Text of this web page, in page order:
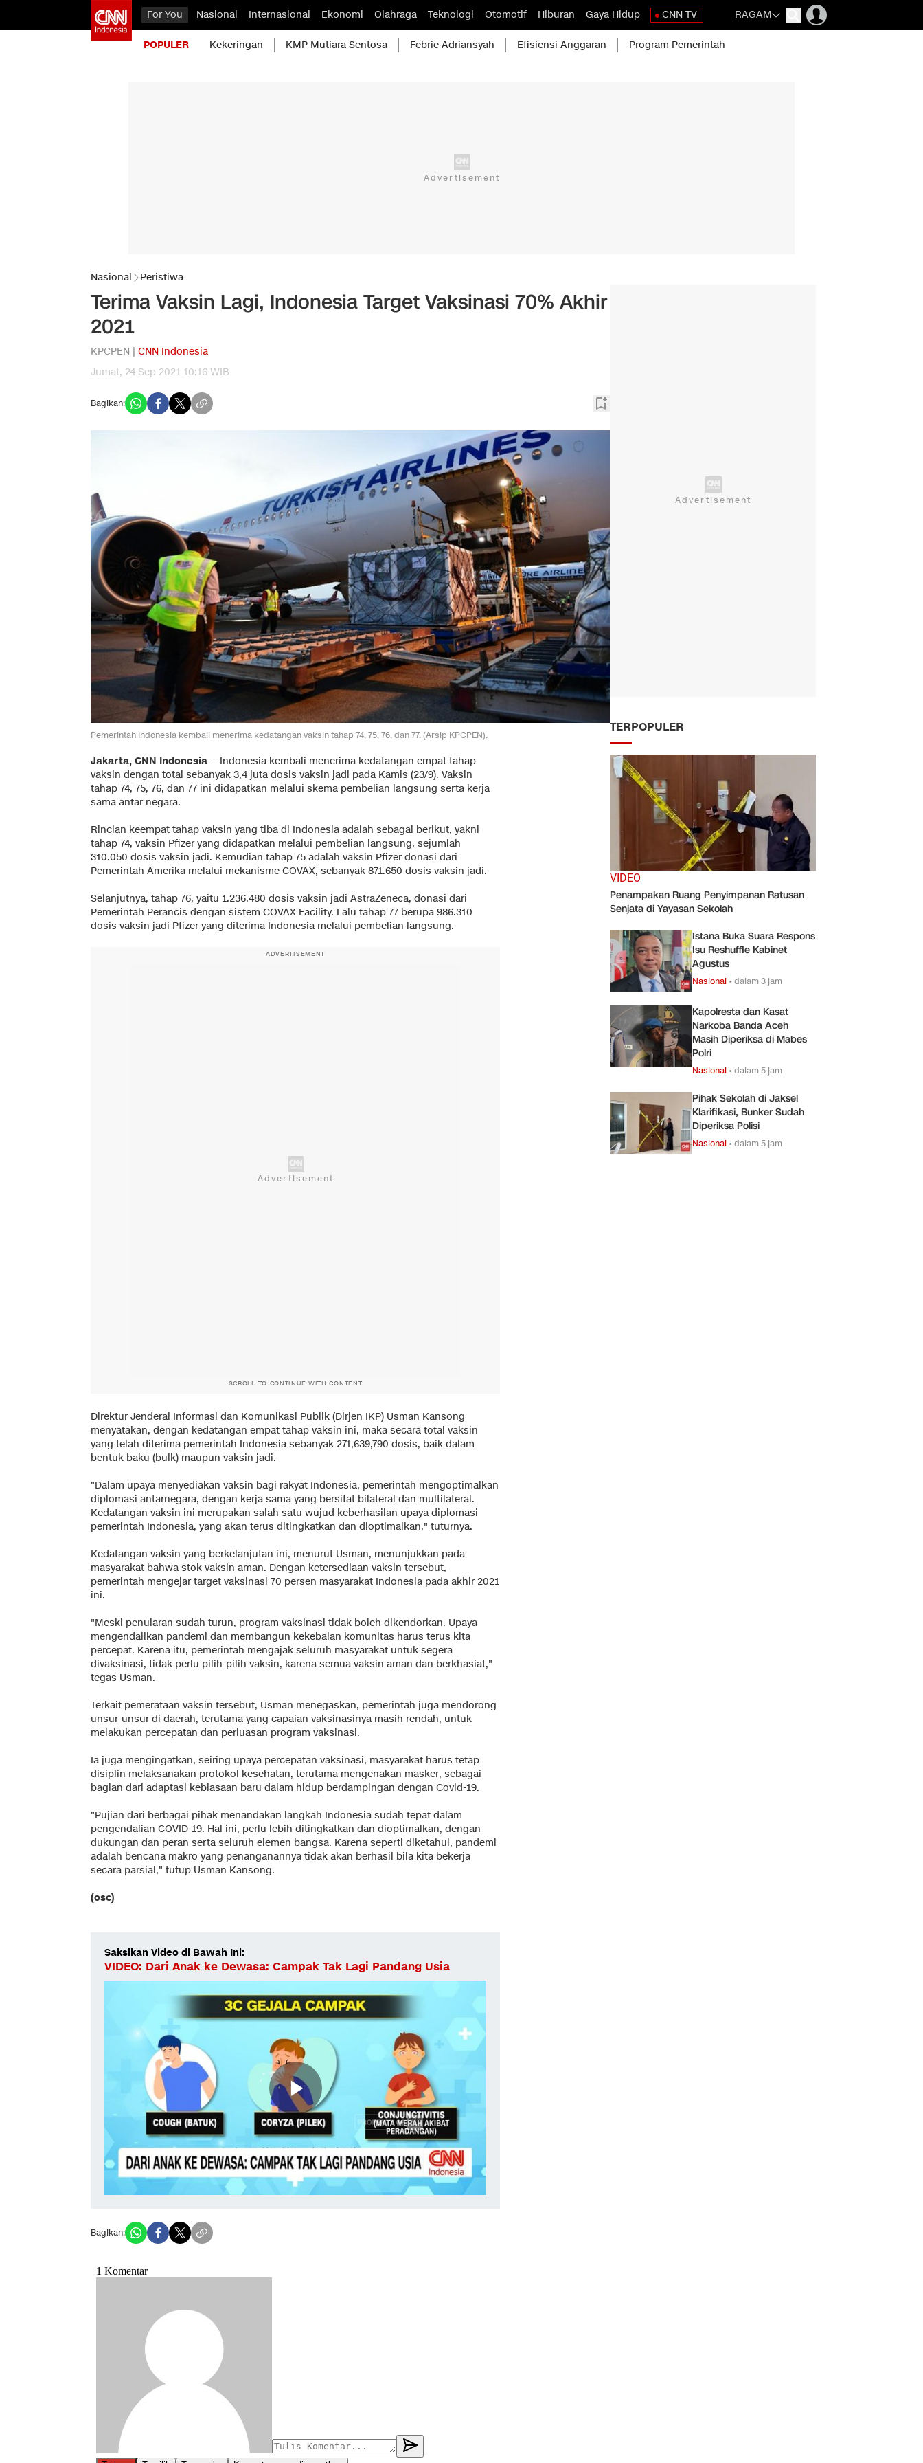
For You Nasional Internasional Ekonomi Olahraga Teknologi Otomotif Hiburan Gaya Hidup CNN TV RAGAM
POPULER Kekeringan KMP Mutiara Sentosa Febrie Adriansyah Efisiensi Anggaran Program Pemerintah
Nasional Peristiwa
Terima Vaksin Lagi, Indonesia Target Vaksinasi 70% Akhir
2021
KPCPEN | CNN Indonesia
Jumat, 24 Sep 2021 10:16 WIB
Bagikan:
Pemerintah Indonesia kembali menerima kedatangan vaksin tahap 74, 75, 76, dan 77. (Arsip KPCPEN).
Jakarta, CNN Indonesia -- Indonesia kembali menerima kedatangan empat tahap
vaksin dengan total sebanyak 3,4 juta dosis vaksin jadi pada Kamis (23/9). Vaksin
tahap 74, 75, 76, dan 77 ini didapatkan melalui skema pembelian langsung serta kerja
sama antar negara.
Rincian keempat tahap vaksin yang tiba di Indonesia adalah sebagai berikut, yakni
tahap 74, vaksin Pfizer yang didapatkan melalui pembelian langsung, sejumlah
310.050 dosis vaksin jadi. Kemudian tahap 75 adalah vaksin Pfizer donasi dari
Pemerintah Amerika melalui mekanisme COVAX, sebanyak 871.650 dosis vaksin jadi.
Selanjutnya, tahap 76, yaitu 1.236.480 dosis vaksin jadi AstraZeneca, donasi dari
Pemerintah Perancis dengan sistem COVAX Facility. Lalu tahap 77 berupa 986.310
dosis vaksin jadi Pfizer yang diterima Indonesia melalui pembelian langsung.
ADVERTISEMENT
SCROLL TO CONTINUE WITH CONTENT
Direktur Jenderal Informasi dan Komunikasi Publik (Dirjen IKP) Usman Kansong
menyatakan, dengan kedatangan empat tahap vaksin ini, maka secara total vaksin
yang telah diterima pemerintah Indonesia sebanyak 271,639,790 dosis, baik dalam
bentuk baku (bulk) maupun vaksin jadi.
"Dalam upaya menyediakan vaksin bagi rakyat Indonesia, pemerintah mengoptimalkan
diplomasi antarnegara, dengan kerja sama yang bersifat bilateral dan multilateral.
Kedatangan vaksin ini merupakan salah satu wujud keberhasilan upaya diplomasi
pemerintah Indonesia, yang akan terus ditingkatkan dan dioptimalkan," tuturnya.
Kedatangan vaksin yang berkelanjutan ini, menurut Usman, menunjukkan pada
masyarakat bahwa stok vaksin aman. Dengan ketersediaan vaksin tersebut,
pemerintah mengejar target vaksinasi 70 persen masyarakat Indonesia pada akhir 2021
ini.
"Meski penularan sudah turun, program vaksinasi tidak boleh dikendorkan. Upaya
mengendalikan pandemi dan membangun kekebalan komunitas harus terus kita
percepat. Karena itu, pemerintah mengajak seluruh masyarakat untuk segera
divaksinasi, tidak perlu pilih-pilih vaksin, karena semua vaksin aman dan berkhasiat,"
tegas Usman.
Terkait pemerataan vaksin tersebut, Usman menegaskan, pemerintah juga mendorong
unsur-unsur di daerah, terutama yang capaian vaksinasinya masih rendah, untuk
melakukan percepatan dan perluasan program vaksinasi.
Ia juga mengingatkan, seiring upaya percepatan vaksinasi, masyarakat harus tetap
disiplin melaksanakan protokol kesehatan, terutama mengenakan masker, sebagai
bagian dari adaptasi kebiasaan baru dalam hidup berdampingan dengan Covid-19.
"Pujian dari berbagai pihak menandakan langkah Indonesia sudah tepat dalam
pengendalian COVID-19. Hal ini, perlu lebih ditingkatkan dan dioptimalkan, dengan
dukungan dan peran serta seluruh elemen bangsa. Karena seperti diketahui, pandemi
adalah bencana makro yang penanganannya tidak akan berhasil bila kita bekerja
secara parsial," tutup Usman Kansong.
(osc)
Saksikan Video di Bawah Ini:
VIDEO: Dari Anak ke Dewasa: Campak Tak Lagi Pandang Usia
Bagikan:
TERPOPULER
VIDEO
Penampakan Ruang Penyimpanan Ratusan
Senjata di Yayasan Sekolah
Istana Buka Suara Respons
Isu Reshuffle Kabinet
Agustus
Nasional •dalam 3 jam
Kapolresta dan Kasat
Narkoba Banda Aceh
Masih Diperiksa di Mabes
Polri
Nasional •dalam 5 jam
Pihak Sekolah di Jaksel
Klarifikasi, Bunker Sudah
Diperiksa Polisi
Nasional •dalam 5 jam